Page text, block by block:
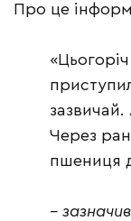
Про це
зазвичай.
Через
пшениця
–